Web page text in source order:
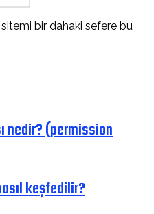
bir dahaki sefere bu
nedir? (permission
keşfedilir?